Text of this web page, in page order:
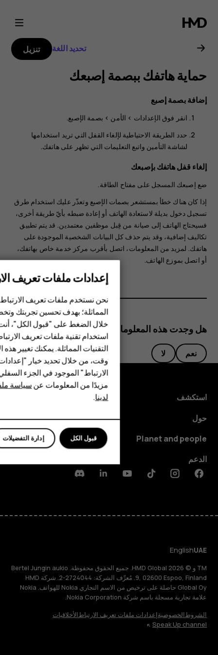
دليل
مستخدم
Nokia
G21
الهواتف الذكية
الهواتف المميزة
الأكسسوارات
HMD Terra M
HMD Watch
للأعمال
تحديد اللغة تنزيل
حماية هاتفك ببصمة إصبعك
إضافة بصمة إصبع
انقر فوق الإعدادات > الأمن > بصمة الإصبع.
حدد الطريقة الاحتياطية لإلغاء القفل التي تريد استخدامها
لشاشة التأمين واتبع التعليمات التي تظهر على هاتفك.
إلغاء قفل هاتفك بإصبعك
ضع إصبعك المسجل على مفتاح الطاقة.
إذا كان هناك خطأ بمستشعر بصمات الإصبع وتعذّر عليك استخدام طرق
تسجيل دخول بديلة لاستعادة الهاتف أو إعادة ضبطه بأيّ طريقة أخرى،
فسيحتاج الهاتف إلى صيانة من قِبل موظفين معتمدين.‬ قد يتم تطبيق
تكاليف إضافية، وقد يتم حذف كل البيانات الشخصية الموجودة على
هاتفك. لمزيد من المعلومات، اتصل بأقرب مركز خدمة خاص بهاتفك،
أو اتصل بموزع الهاتف.
هل وجدت هذه المعلومات مفيدة؟
نعم لا
استكشف
حول
Planet and people
الدعم
Facebook
Instagram
Tiktok
Youtube
Linkedin
Discord
UAE
English
TM و © 2026 HMD Global. جميع الحقوق محفوظة. Bertel Jungin aukio
9, 02600 Espoo, Finland. مُعرِّف الشركة: 2724044-2. شركة HMD
Global Oy حاصلة على ترخيص من الاسم التجاري Nokia للهواتف. Nokia
علامة تجارية مسجلة باسم شركة Nokia Corporation.
الشروطالخصوصيةإعدادات ملفات تعريف الارتباطالأخلاقيات
Speak Up channel
إعدادات ملفات تعريف
نحن نستخدم ملفات تعريف
المماثلة؛ بهدف تحسين تجربتك
خلال الضغط على "قبول الكل"،
استخدام تقنية ملفات تعريف
التقنيات المماثلة. يمكنك تغيير
وقت، من خلال تحديد خيار
الارتباط" الموجود في الجزء
مزيدًا من المعلومات عنسياسة
لدينا.
إدارة التفضيلات قبول الكل